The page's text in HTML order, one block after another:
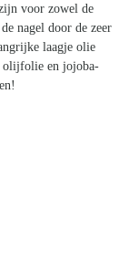
voor zowel de
nagel door de zeer
laagje olie
olijfolie en jojoba-